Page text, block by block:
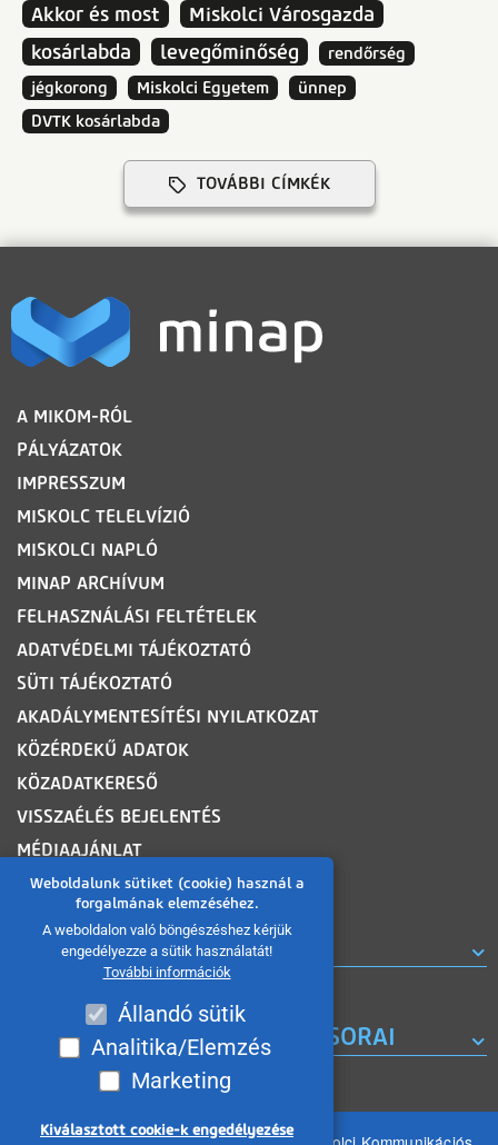
Weboldalunk sütiket (cookie) használ a
forgalmának elemzéséhez.
A weboldalon való böngészéshez kérjük
engedélyezze a sütik használatát!
További információk
Állandó sütik
Analitika/Elemzés
Marketing
Kiválasztott cookie-k engedélyezése
Akkor és most
Miskolci Városgazda
kosárlabda
levegőminőség
rendőrség
jégkorong
Miskolci Egyetem
ünnep
DVTK kosárlabda
TOVÁBBI CÍMKÉK
LÁBLÉC
A MIKOM-RÓL
PÁLYÁZATOK
IMPRESSZUM
MISKOLC TELELVÍZIÓ
MISKOLCI NAPLÓ
MINAP ARCHÍVUM
FELHASZNÁLÁSI FELTÉTELEK
ADATVÉDELMI TÁJÉKOZTATÓ
SÜTI TÁJÉKOZTATÓ
AKADÁLYMENTESÍTÉSI NYILATKOZAT
KÖZÉRDEKŰ ADATOK
KÖZADATKERESŐ
VISSZAÉLÉS BEJELENTÉS
MÉDIAAJÁNLAT
OLDALTÉRKÉP
ROVATOK
A MISKOLC TV KORÁBBI MŰSORAI